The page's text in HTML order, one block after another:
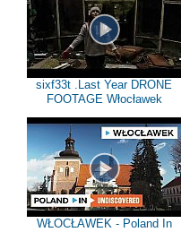
sixf33t .Last Year DRONE
FOOTAGE Włocławek
WŁOCŁAWEK - Poland In